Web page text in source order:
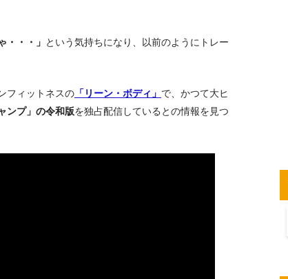
・・・」 という気持ちになり、以前のようにトレー
フィットネスの 「リーン・ボディ」 で、かつて大ヒ
ンプ」の令和版を独占配信しているとの情報を見つ